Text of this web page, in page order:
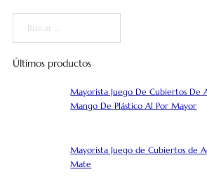
Buscar
Últimos productos
Mayorista Juego De Cubiertos De
Mango De Plástico Al Por Mayor
Mayorista Juego de Cubiertos de
Mate